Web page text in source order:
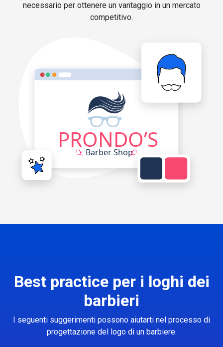
necessario per ottenere un vantaggio in un mercato
competitivo.
Best practice per i loghi dei
barbieri
I seguenti suggerimenti possono aiutarti nel processo di
progettazione del logo di un barbiere.